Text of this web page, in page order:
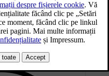
de frână și luminile de
luminile de avarie rămân activate